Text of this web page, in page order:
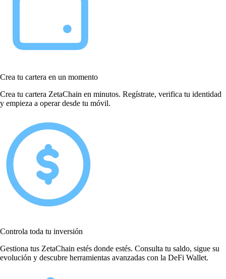
Crea tu cartera en un momento
Crea tu cartera ZetaChain en minutos. Regístrate, verifica tu identidad
y empieza a operar desde tu móvil.
Controla toda tu inversión
Gestiona tus ZetaChain estés donde estés. Consulta tu saldo, sigue su
evolución y descubre herramientas avanzadas con la DeFi Wallet.